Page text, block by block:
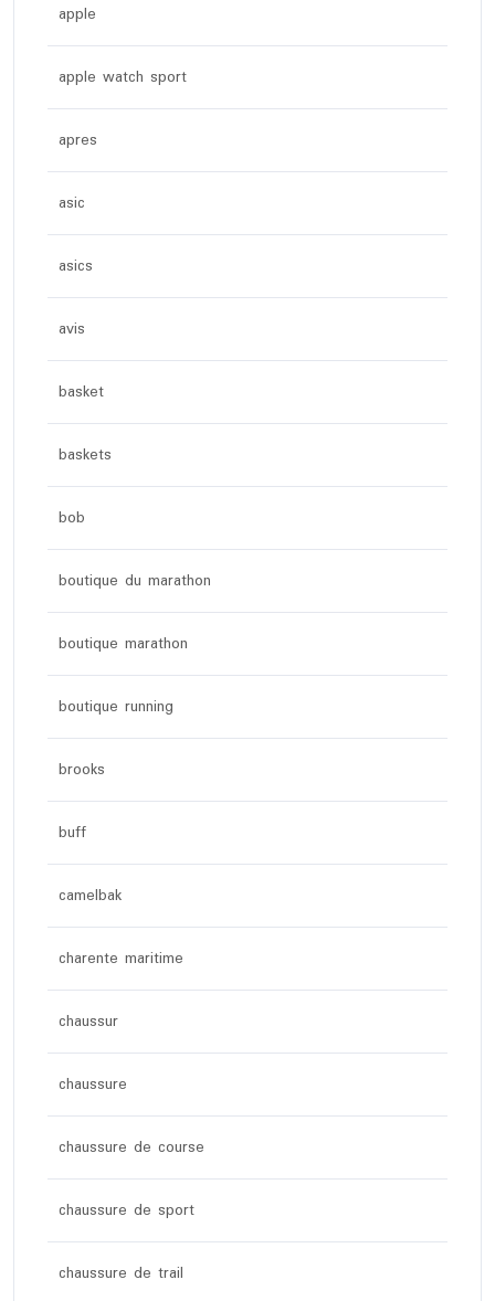
apple
apple watch sport
apres
asic
asics
avis
basket
baskets
bob
boutique du marathon
boutique marathon
boutique running
brooks
buff
camelbak
charente maritime
chaussur
chaussure
chaussure de course
chaussure de sport
chaussure de trail